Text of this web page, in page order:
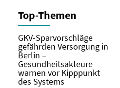
Top-Themen
GKV-Sparvorschläge
gefährden Versorgung in
Berlin –
Gesundheitsakteure
warnen vor Kipppunkt
des Systems